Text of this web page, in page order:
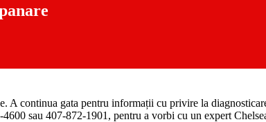
A continua gata pentru informații cu privire la
sau 407-872-1901, pentru a vorbi cu un expert